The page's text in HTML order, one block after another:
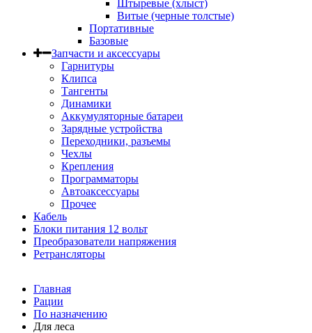
Штыревые (хлыст)
Витые (черные толстые)
Портативные
Базовые
Запчасти и аксессуары
Гарнитуры
Клипса
Тангенты
Динамики
Аккумуляторные батареи
Зарядные устройства
Переходники, разъемы
Чехлы
Крепления
Программаторы
Автоаксессуары
Прочее
Кабель
Блоки питания 12 вольт
Преобразователи напряжения
Ретрансляторы
Главная
Рации
По назначению
Для леса